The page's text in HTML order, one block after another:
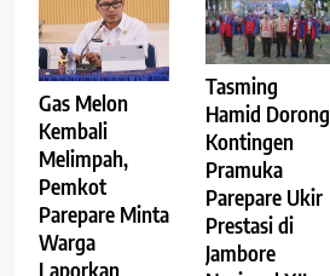
Gas Melon
Kembali
Melimpah,
Pemkot
Parepare Minta
Warga
Laporkan
Tasming
Hamid Dorong
Kontingen
Pramuka
Parepare Ukir
Prestasi di
Jambore